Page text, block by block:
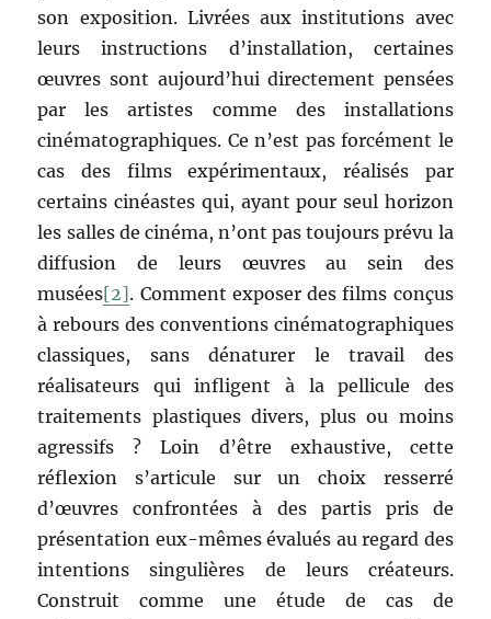
son exposition. Livrées aux institutions avec
leurs instructions d’installation, certaines
œuvres sont aujourd’hui directement pensées
par les artistes comme des installations
cinématographiques. Ce n’est pas forcément le
cas des films expérimentaux, réalisés par
certains cinéastes qui, ayant pour seul horizon
les salles de cinéma, n’ont pas toujours prévu la
diffusion de leurs œuvres au sein des
musées[2]. Comment exposer des films conçus
à rebours des conventions cinématographiques
classiques, sans dénaturer le travail des
réalisateurs qui infligent à la pellicule des
traitements plastiques divers, plus ou moins
agressifs ? Loin d’être exhaustive, cette
réflexion s’articule sur un choix resserré
d’œuvres confrontées à des partis pris de
présentation eux-mêmes évalués au regard des
intentions singulières de leurs créateurs.
Construit comme une étude de cas de